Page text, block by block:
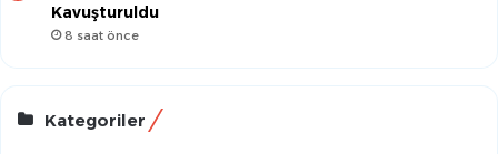
Kavuşturuldu
8 saat önce
Kategoriler